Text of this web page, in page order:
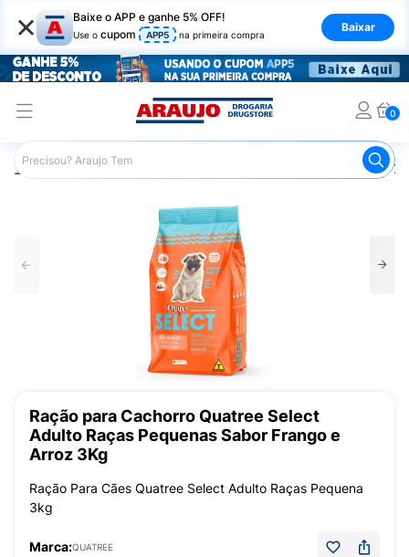
× Baixe o APP e ganhe 5% OFF!
Use o cupom APP5 na primeira compra
Baixar
0
Araujo Pet Shop Ração para Cachorro
Ração para Cachorro Quatree Select
Adulto Raças Pequenas Sabor Frango e
Arroz 3Kg
Ração Para Cães Quatree Select Adulto Raças Pequena
3kg
Marca:QUATREE